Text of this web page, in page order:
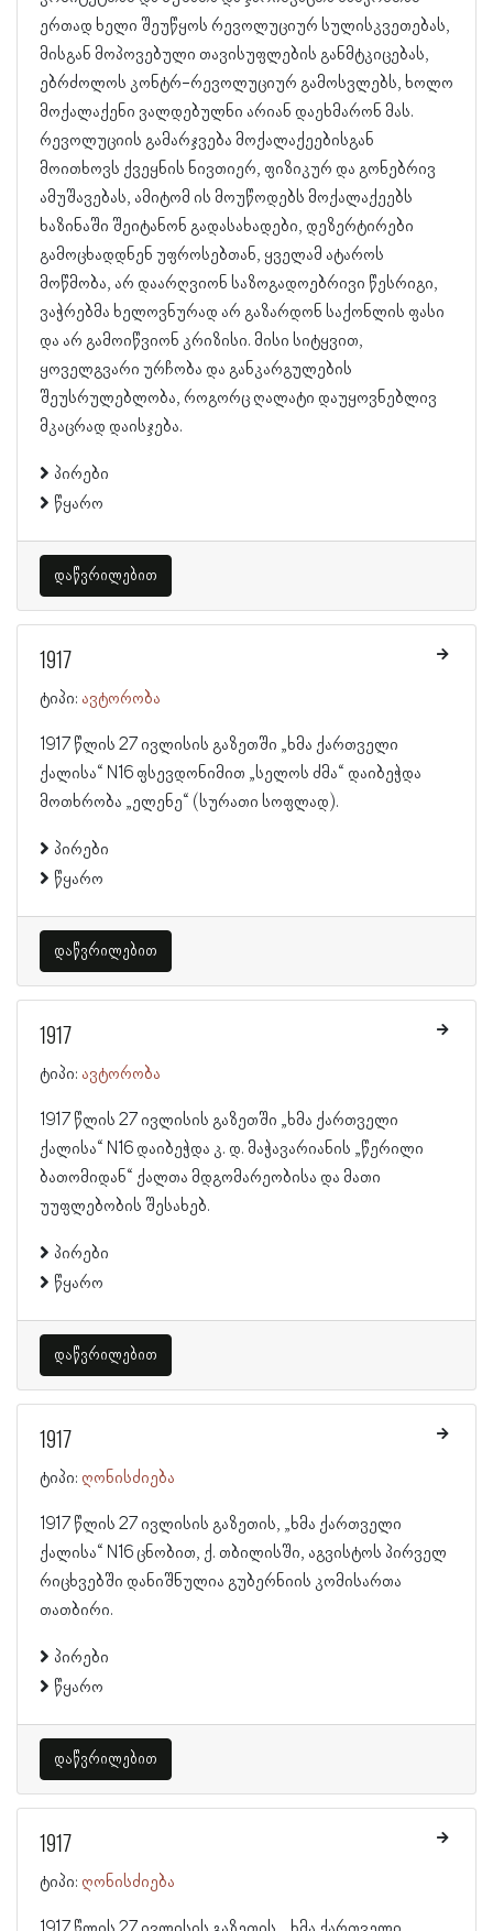
ერთად ხელი შეუწყოს რევოლუციურ სულისკვეთებას,
მისგან მოპოვებული თავისუფლების განმტკიცებას,
ებრძოლოს კონტრ-რევოლუციურ გამოსვლებს, ხოლო
მოქალაქენი ვალდებულნი არიან დაეხმარონ მას.
რევოლუციის გამარჯვება მოქალაქეებისგან
მოითხოვს ქვეყნის ნივთიერ, ფიზიკურ და გონებრივ
ამუშავებას, ამიტომ ის მოუწოდებს მოქალაქეებს
ხაზინაში შეიტანონ გადასახადები, დეზერტირები
გამოცხადდნენ უფროსებთან, ყველამ ატაროს
მოწმობა, არ დაარღვიონ საზოგადოებრივი წესრიგი,
ვაჭრებმა ხელოვნურად არ გაზარდონ საქონლის ფასი
და არ გამოიწვიონ კრიზისი. მისი სიტყვით,
ყოველგვარი ურჩობა და განკარგულების
შეუსრულებლობა, როგორც ღალატი დაუყოვნებლივ
მკაცრად დაისჯება.
პირები
წყარო
დაწვრილებით
1917
ტიპი: ავტორობა
1917 წლის 27 ივლისის გაზეთში „ხმა ქართველი
ქალისა“ N16 ფსევდონიმით „სელოს ძმა“ დაიბეჭდა
მოთხრობა „ელენე“ (სურათი სოფლად).
პირები
წყარო
დაწვრილებით
1917
ტიპი: ავტორობა
1917 წლის 27 ივლისის გაზეთში „ხმა ქართველი
ქალისა“ N16 დაიბეჭდა კ. დ. მაჭავარიანის „წერილი
ბათომიდან“ ქალთა მდგომარეობისა და მათი
უუფლებობის შესახებ.
პირები
წყარო
დაწვრილებით
1917
ტიპი: ღონისძიება
1917 წლის 27 ივლისის გაზეთის, „ხმა ქართველი
ქალისა“ N16 ცნობით, ქ. თბილისში, აგვისტოს პირველ
რიცხვებში დანიშნულია გუბერნიის კომისართა
თათბირი.
პირები
წყარო
დაწვრილებით
1917
ტიპი: ღონისძიება